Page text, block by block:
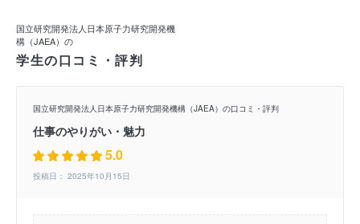
国立研究開発法人日本原子力研究開発機
構（JAEA）の
学生の口コミ・評判
国立研究開発法人日本原子力研究開発機構（JAEA）の口コミ・評判
仕事のやりがい・魅力
5.0
投稿日： 2025年10月15日